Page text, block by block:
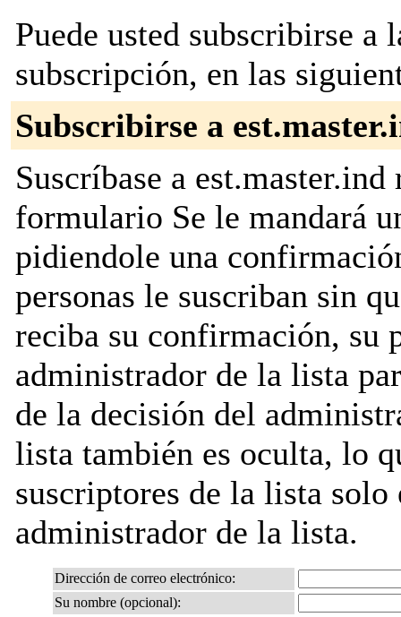
Puede usted subscribirse a
subscripción, en las
Subscribirse a
Suscríbase a
formulario Se le mandará
pidiendole una
personas le suscriban sin
reciba su confirmación, su
administrador de la lista
de la decisión del
lista también es oculta, lo
suscriptores de la lista
administrador de la lista.
Dirección de correo electrónico:
Su nombre (opcional):